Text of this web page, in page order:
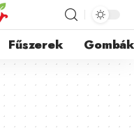
Fűszerek Gombák